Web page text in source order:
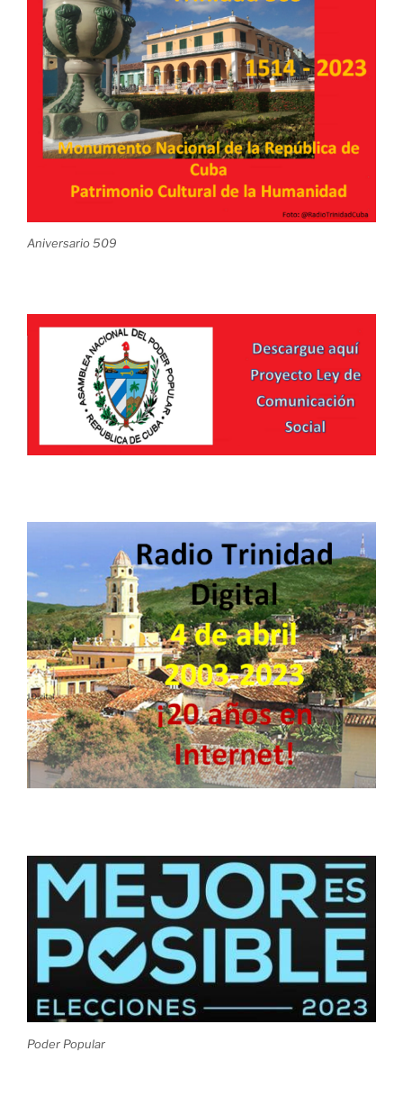
Aniversario 509
Poder Popular